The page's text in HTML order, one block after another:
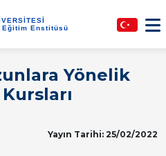
Enstitüsü
Yönelik
Yayın Tarihi: 25/02/2022